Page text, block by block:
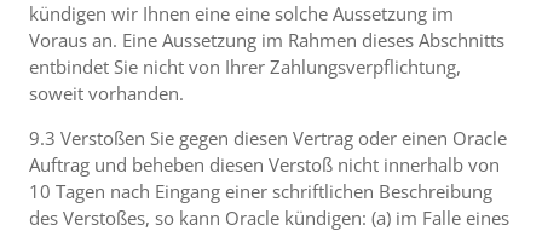
kündigen wir Ihnen eine eine solche Aussetzung im
Voraus an. Eine Aussetzung im Rahmen dieses Abschnitts
entbindet Sie nicht von Ihrer Zahlungsverpflichtung,
soweit vorhanden.
9.3 Verstoßen Sie gegen diesen Vertrag oder einen Oracle
Auftrag und beheben diesen Verstoß nicht innerhalb von
10 Tagen nach Eingang einer schriftlichen Beschreibung
des Verstoßes, so kann Oracle kündigen: (a) im Falle eines